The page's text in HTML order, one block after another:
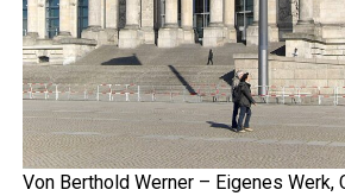
Von Berthold Werner – Eigenes Werk,